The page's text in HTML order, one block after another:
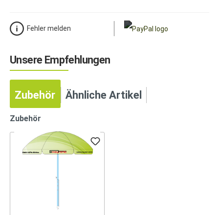
Fehler melden
Unsere Empfehlungen
Zubehör Ähnliche Artikel
Zubehör